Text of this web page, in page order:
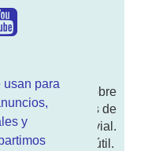
usan para
y
Te contamos sobre
noticias de
seguridad vial.
DGT útil.